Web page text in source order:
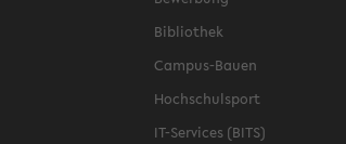
Bibliothek
Campus-Bauen
Hochschulsport
IT-Services (BITS)